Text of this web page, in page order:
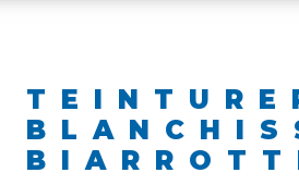
TEINTURERIE